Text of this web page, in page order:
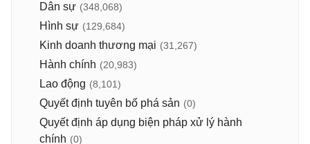
Dân sự (348,068)
Hình sự (129,684)
Kinh doanh thương mại (31,267)
Hành chính (20,983)
Lao động (8,101)
Quyết định tuyên bố phá sản (0)
Quyết định áp dụng biện pháp xử lý hành
chính (0)